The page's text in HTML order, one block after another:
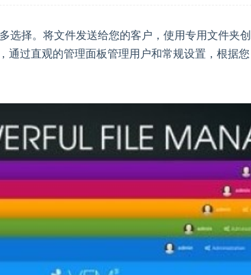
选择。将文件发送给您的客户，使用专用文件夹创
通过直观的管理面板管理用户和常规设置，根据您